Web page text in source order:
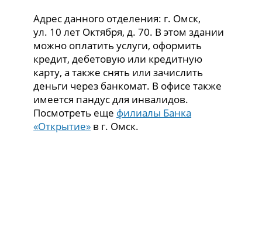
Адрес данного отделения: г. Омск,
ул. 10 лет Октября, д. 70. В этом здании
можно оплатить услуги, оформить
кредит, дебетовую или кредитную
карту, а также снять или зачислить
деньги через банкомат. В офисе также
имеется пандус для инвалидов.
Посмотреть еще филиалы Банка
«Открытие» в г. Омск.